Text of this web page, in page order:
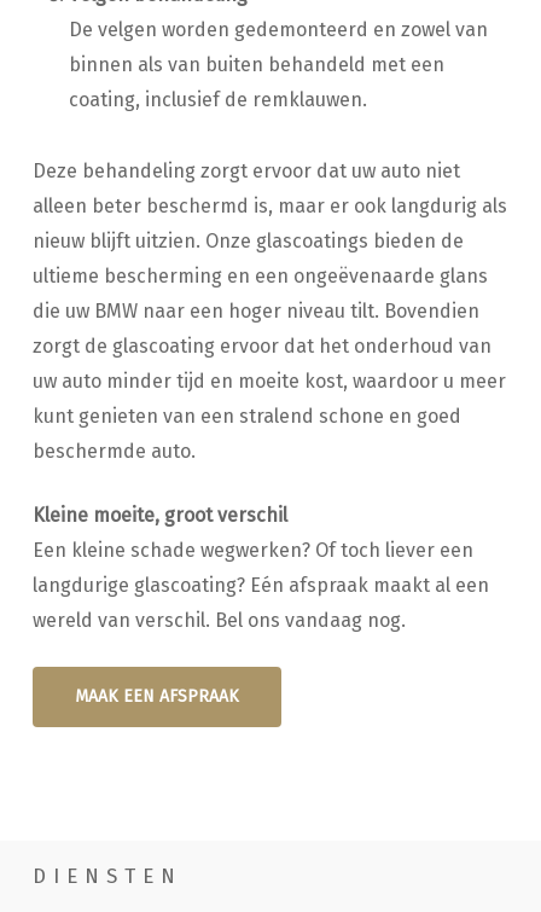
De velgen worden gedemonteerd en zowel van
binnen als van buiten behandeld met een
coating, inclusief de remklauwen.
Deze behandeling zorgt ervoor dat uw auto niet
alleen beter beschermd is, maar er ook langdurig als
nieuw blijft uitzien. Onze glascoatings bieden de
ultieme bescherming en een ongeëvenaarde glans
die uw BMW naar een hoger niveau tilt. Bovendien
zorgt de glascoating ervoor dat het onderhoud van
uw auto minder tijd en moeite kost, waardoor u meer
kunt genieten van een stralend schone en goed
beschermde auto.
Kleine moeite, groot verschil
Een kleine schade wegwerken? Of toch liever een
langdurige glascoating? Eén afspraak maakt al een
wereld van verschil. Bel ons vandaag nog.
MAAK EEN AFSPRAAK
DIENSTEN